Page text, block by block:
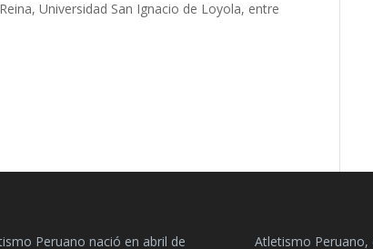
Universidad San Ignacio de Loyola, entre
Peruano nació en abril de Atletismo Peruano,